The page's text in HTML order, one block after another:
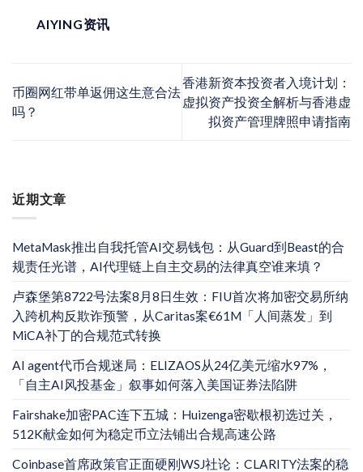
近期文章
MetaMask推出自我托管AI交易钱包：从Guard到Beast的合
规责任光谱，AI代理链上自主交易的法律真空谁来填？
卢森堡第8722号法案8月8日生效：FIU首次将加密交易所纳
入跨机构反欺诈预警，从Caritas案€61M「人间蒸发」到
MiCA补丁的合规范式转换
AI agent代币合规迷局：ELIZAOS从24亿美元缩水97%，
「自主AI风投基金」叙事如何落入美国证券法陷阱
Fairshake加密PAC连下五城：Huizenga密歇根初选过关，
512K献金如何为稳定币立法铺出合规高速公路
Coinbase首席政策官正面硬刚WSJ社论：CLARITY法案的稳
AIYING资讯
币圈网红带单返佣这生意合法
吗？
香港新资本投资者入境计划：
虚拟资产投资全解析与香港虚
拟资产管理牌照申请指南